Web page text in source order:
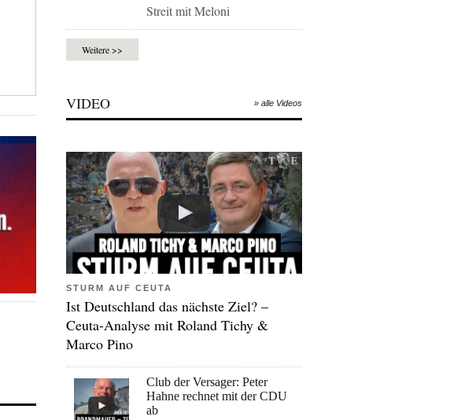
Streit mit Meloni
Weitere >>
VIDEO » alle Videos
STURM AUF CEUTA
Ist Deutschland das nächste Ziel? –
Ceuta-Analyse mit Roland Tichy &
Marco Pino
Club der Versager: Peter
Hahne rechnet mit der CDU
ab